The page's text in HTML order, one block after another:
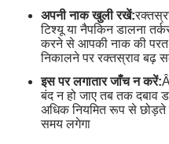
अपनी नाक खुली रखें:
टिश्यू या नैपकिन डालना
करने से आपकी नाक की परत
निकालने पर रक्तस्राव बढ़
इस पर लगातार जाँच न करें:
बंद न हो जाए तब तक दबाव
अधिक नियमित रूप से छोड़ते
समय लगेगा